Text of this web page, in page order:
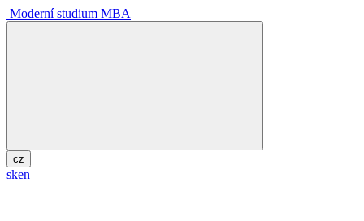
Moderní studium MBA
cz
sken